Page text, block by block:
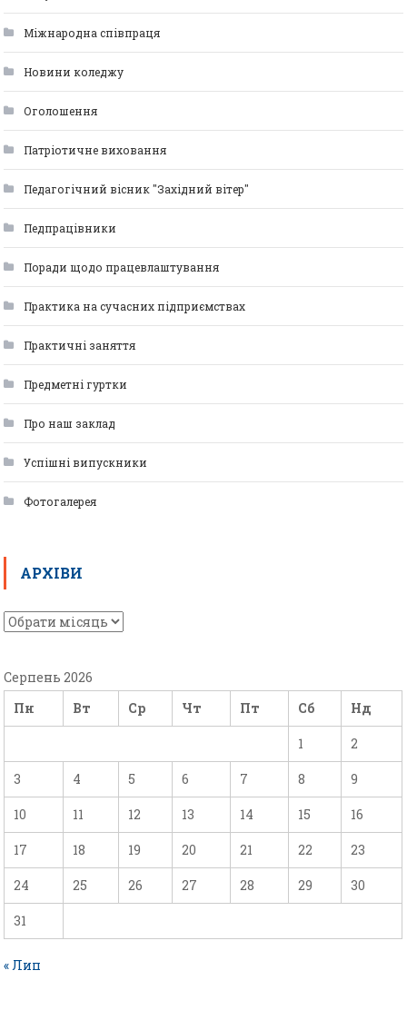
Міжнародна співпраця
Новини коледжу
Оголошення
Патріотичне виховання
Педагогічний вісник "Західний вітер"
Педпрацівники
Поради щодо працевлаштування
Практика на сучасних підприємствах
Практичні заняття
Предметні гуртки
Про наш заклад
Успішні випускники
Фотогалерея
АРХІВИ
Серпень 2026
Пн
Вт Ср Чт Пт Сб Нд
1 2
3 4 5 6 7 8 9
10 11 12 13 14 15 16
17 18 19 20 21 22 23
24 25 26 27 28 29 30
31
« Лип